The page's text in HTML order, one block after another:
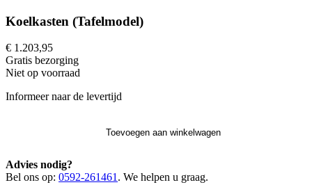
Koelkasten (Tafelmodel)
€ 1.203,95
Gratis bezorging
Niet op voorraad
Informeer naar de levertijd
Toevoegen aan winkelwagen
Advies nodig?
Bel ons op: 0592-261461 . We helpen u graag.